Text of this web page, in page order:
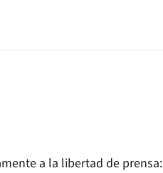
a la libertad de prensa: